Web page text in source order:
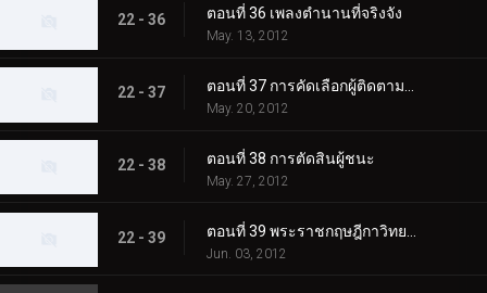
22 - 36 ตอนที่ 36 เพลงตำนานที่จริงจัง
May. 13, 2012
22 - 37
May. 20, 2012
22 - 38 ตอนที่ 38 การตัดสินผู้ชนะ
May. 27, 2012
22 - 39
Jun. 03, 2012